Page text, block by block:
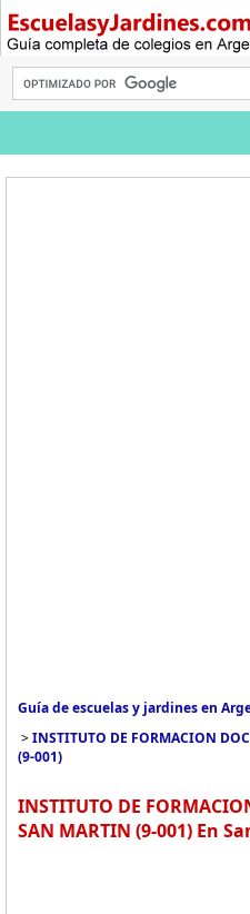
Guía de escuelas y jardines en
>INSTITUTO DE FORMACION
(9-001)
INSTITUTO DE
SAN MARTIN (9-001) En